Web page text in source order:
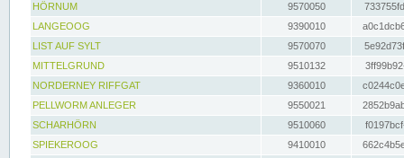
HÖRNUM
9570050
LANGEOOG
9390010
LIST AUF SYLT
9570070
MITTELGRUND
9510132
NORDERNEY RIFFGAT
9360010
PELLWORM ANLEGER
9550021
SCHARHÖRN
9510060
SPIEKEROOG
9410010